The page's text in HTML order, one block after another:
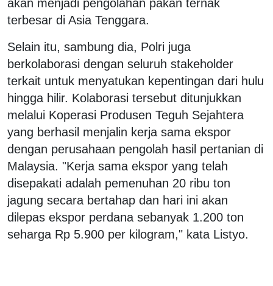
akan menjadi pengolahan pakan ternak
terbesar di Asia Tenggara.
Selain itu, sambung dia, Polri juga
berkolaborasi dengan seluruh stakeholder
terkait untuk menyatukan kepentingan dari hulu
hingga hilir. Kolaborasi tersebut ditunjukkan
melalui Koperasi Produsen Teguh Sejahtera
yang berhasil menjalin kerja sama ekspor
dengan perusahaan pengolah hasil pertanian di
Malaysia. "Kerja sama ekspor yang telah
disepakati adalah pemenuhan 20 ribu ton
jagung secara bertahap dan hari ini akan
dilepas ekspor perdana sebanyak 1.200 ton
seharga Rp 5.900 per kilogram," kata Listyo.